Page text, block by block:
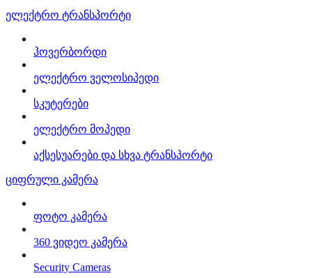
ელექტრო ტრანსპორტი
ჰოვერბორდი
ელექტრო ველოსიპედი
სკუტერები
ელექტრო მოპედი
აქსესუარები და სხვა ტრანსპორტი
ციფრული კამერა
ფოტო კამერა
360 ვიდეო კამერა
Security Cameras